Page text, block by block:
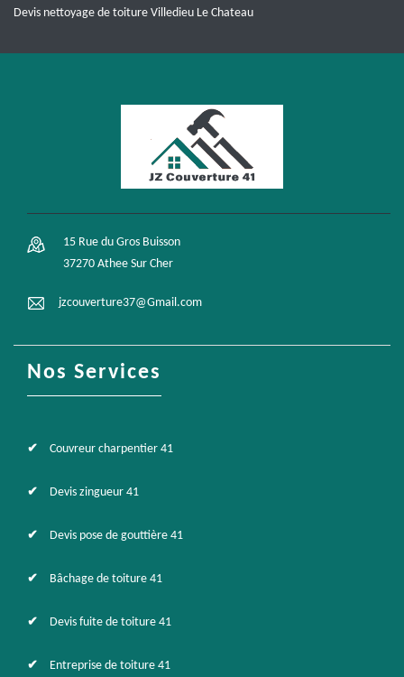
Devis nettoyage de toiture Villedieu Le Chateau
15 Rue du Gros Buisson
37270 Athee Sur Cher
jzcouverture37@Gmail.com
Nos Services
Couvreur charpentier 41
Devis zingueur 41
Devis pose de gouttière 41
Bâchage de toiture 41
Devis fuite de toiture 41
Entreprise de toiture 41